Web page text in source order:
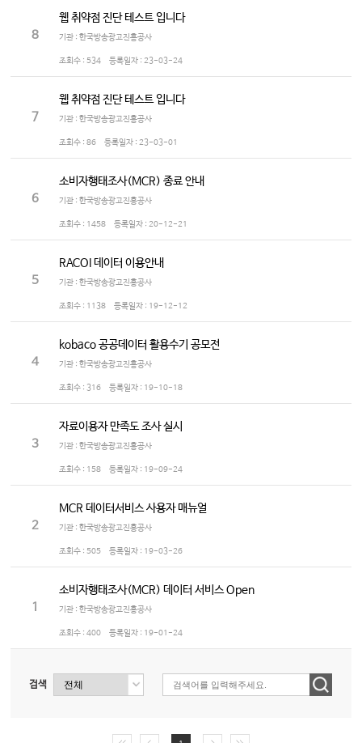
8
웹 취약점 진단 테스트 입니다
기관 : 한국방송광고진흥공사
조회수 : 534 등록일자 : 23-03-24
7
웹 취약점 진단 테스트 입니다
기관 : 한국방송광고진흥공사
조회수 : 86 등록일자 : 23-03-01
6
소비자행태조사(MCR) 종료 안내
기관 : 한국방송광고진흥공사
조회수 : 1458 등록일자 : 20-12-21
5
RACOI 데이터 이용안내
기관 : 한국방송광고진흥공사
조회수 : 1138 등록일자 : 19-12-12
4
kobaco 공공데이터 활용수기 공모전
기관 : 한국방송광고진흥공사
조회수 : 316 등록일자 : 19-10-18
3
자료이용자 만족도 조사 실시
기관 : 한국방송광고진흥공사
조회수 : 158 등록일자 : 19-09-24
2
MCR 데이터서비스 사용자 매뉴얼
기관 : 한국방송광고진흥공사
조회수 : 505 등록일자 : 19-03-26
1
소비자행태조사(MCR) 데이터 서비스 Open
기관 : 한국방송광고진흥공사
조회수 : 400 등록일자 : 19-01-24
검색